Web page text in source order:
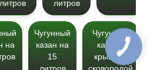
литров
литров
на
Чугунный
казан на
15
Чугунный
казан с
крышкой